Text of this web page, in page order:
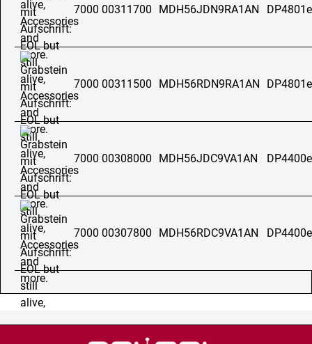
7000 00311700 MDH56JDN9RA1AN
7000 00311500 MDH56RDN9RA1AN
7000 00308000 MDH56JDC9VA1AN
7000 00307800 MDH56RDC9VA1AN